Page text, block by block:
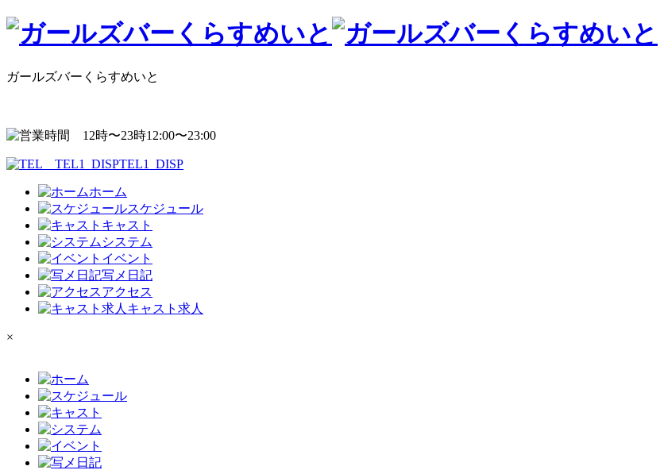
ガールズバーくらすめいと
12:00〜23:00
TEL1_DISP
ホーム
スケジュール
キャスト
システム
イベント
写メ日記
アクセス
キャスト求人
×